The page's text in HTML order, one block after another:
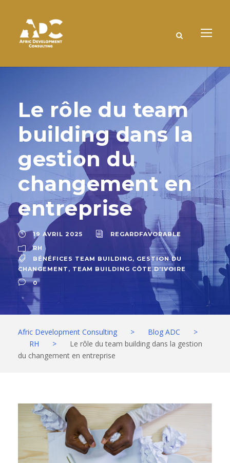
Le rôle du team
building dans la
gestion du
changement en
entreprise
19 AVRIL 2025
REGARDFAVORABLE
RH
BÉNÉFICES TEAM BUILDING, GESTION DU
CHANGEMENT , TEAM BUILDING CÔTE D’IVOIRE
0
Afric Development Consulting > Blog ADC
>
RH
>
Le rôle du team building dans la gestion
du changement en entreprise